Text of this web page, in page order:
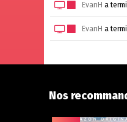
EvanH a
EvanH a
Nos